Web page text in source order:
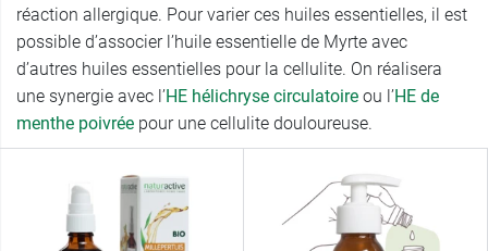
réaction allergique. Pour varier ces huiles essentielles, il est
possible d’associer l’huile essentielle de Myrte avec
d’autres huiles essentielles pour la cellulite. On réalisera
une synergie avec l’HE hélichryse circulatoire ou l’HE de
menthe poivrée pour une cellulite douloureuse.